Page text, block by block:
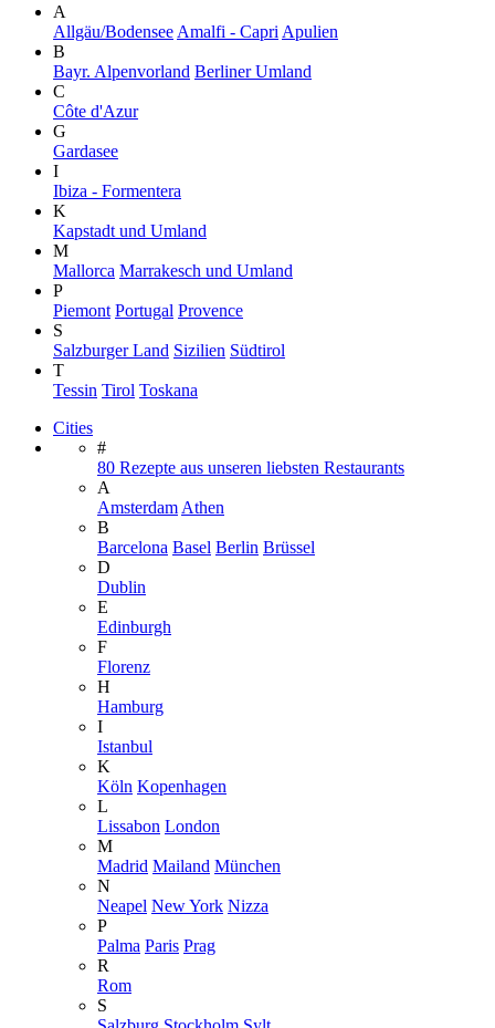
A
Allgäu/Bodensee Amalfi - Capri Apulien
B
Bayr. Alpenvorland Berliner Umland
C
Côte d'Azur
G
Gardasee
I
Ibiza - Formentera
K
Kapstadt und Umland
M
Mallorca Marrakesch und Umland
P
Piemont Portugal Provence
S
Salzburger Land Sizilien Südtirol
T
Tessin Tirol Toskana
Cities
#
80 Rezepte aus unseren liebsten Restaurants
A
Amsterdam Athen
B
Barcelona Basel Berlin Brüssel
D
Dublin
E
Edinburgh
F
Florenz
H
Hamburg
I
Istanbul
K
Köln Kopenhagen
L
Lissabon London
M
Madrid Mailand München
N
Neapel New York Nizza
P
Palma Paris Prag
R
Rom
S